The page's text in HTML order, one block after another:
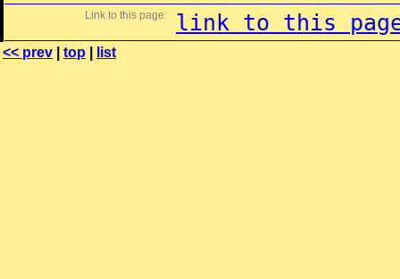
Link to this page: link to this
<< prev top list